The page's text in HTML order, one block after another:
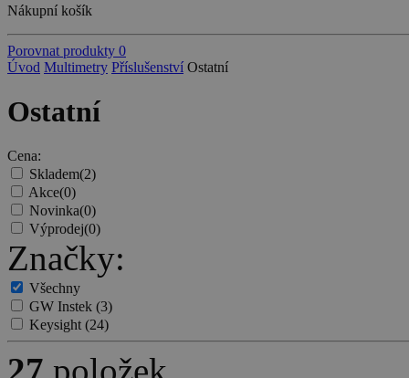
Nákupní košík
Porovnat produkty 0
Úvod Multimetry Příslušenství Ostatní
Ostatní
Cena:
Skladem(2)
Akce(0)
Novinka(0)
Výprodej(0)
Značky:
Všechny
GW Instek (3)
Keysight(24)